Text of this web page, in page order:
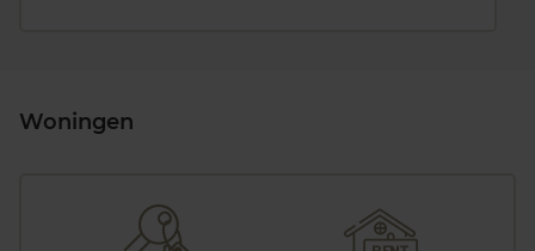
Woningen